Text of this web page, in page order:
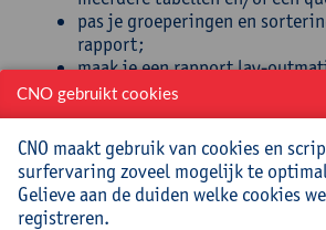
pas je groeperingen en
rapport;
maak je een rapport lay-
neem je berekende velden in
rapport op om totalen te
bouw je gebruiksvriendelijke
gegevens in te voeren en aan
Doelgroep
CNO gebruikt cookies
CNO maakt gebruik van cookies en
surfervaring zoveel mogelijk te
Gelieve aan de duiden welke cookies
registreren.